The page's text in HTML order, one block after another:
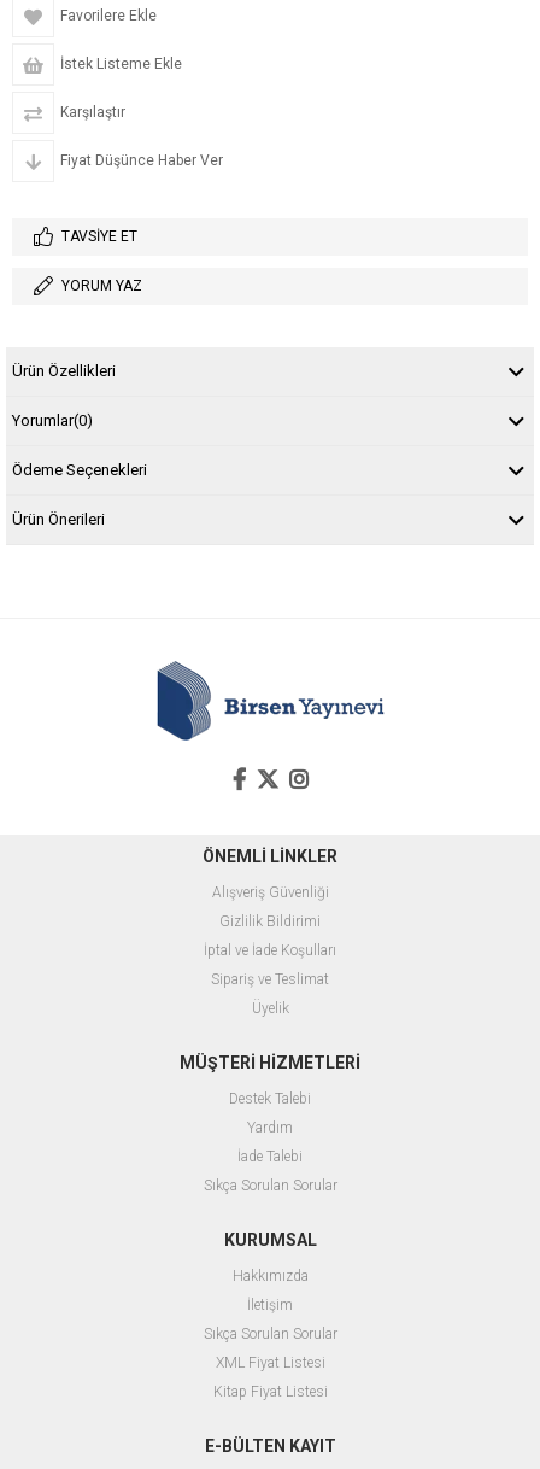
Favorilere Ekle
İstek Listeme Ekle
Karşılaştır
Fiyat Düşünce Haber Ver
TAVSIYE ET
YORUM YAZ
Ürün Özellikleri
Yorumlar(0)
Ödeme Seçenekleri
Ürün Önerileri
ÖNEMLİ LİNKLER
Alışveriş Güvenliği
Gizlilik Bildirimi
İptal ve İade Koşulları
Sipariş ve Teslimat
Üyelik
MÜŞTERİ HİZMETLERİ
Destek Talebi
Yardım
İade Talebi
Sıkça Sorulan Sorular
KURUMSAL
Hakkımızda
İletişim
Sıkça Sorulan Sorular
XML Fiyat Listesi
Kitap Fiyat Listesi
E-BÜLTEN KAYIT